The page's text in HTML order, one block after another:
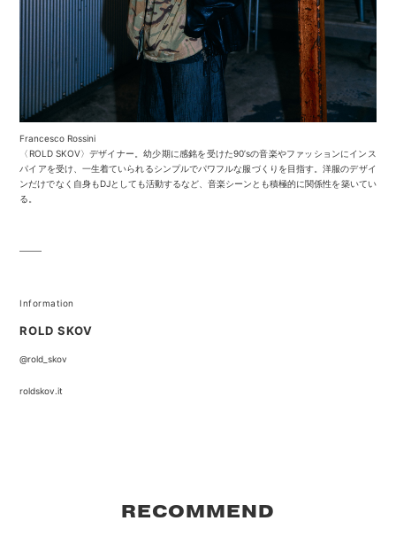
Francesco Rossini
〈ROLD SKOV〉デザイナー。幼少期に感銘を受けた90’sの音楽やファッションにインス
パイアを受け、一生着ていられるシンプルでパワフルな服づくりを目指す。洋服のデザイ
ンだけでなく自身もDJとしても活動するなど、音楽シーンとも積極的に関係性を築いてい
る。
Information
ROLD SKOV
@rold_skov
roldskov.it
RECOMMEND